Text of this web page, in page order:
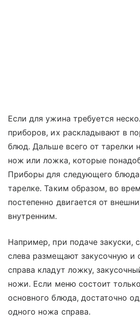
Если для ужина требуется
приборов, их раскладывают в
блюд. Дальше всего от тарелки
нож или ложка, которые
Приборы для следующего
тарелке. Таким образом, во
постепенно двигается от
внутренним.
Например, при подаче закуски,
слева размещают закусочную и
справа кладут ложку,
ножи. Если меню состоит
основного блюда, достаточно
одного ножа справа.